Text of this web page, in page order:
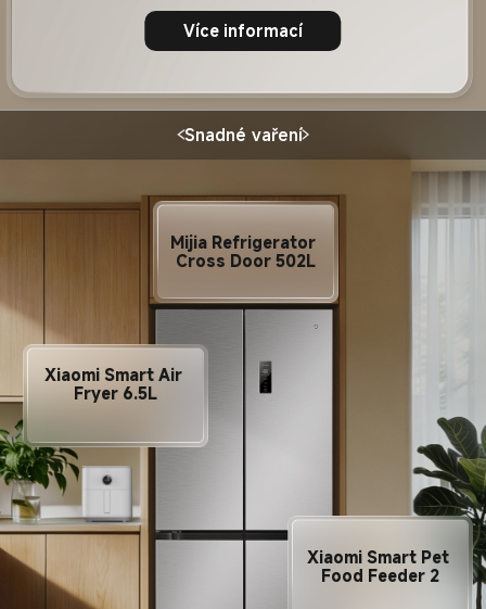
Více informací
Snadné vaření
Mijia Refrigerator
Cross Door 502L
Xiaomi Smart Air
Fryer 6.5L
Xiaomi Smart Pet
Food Feeder 2